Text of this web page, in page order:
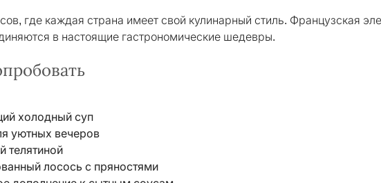
где каждая страна имеет свой кулинарный стиль. Французская
в настоящие гастрономические шедевры.
холодный суп
уютных вечеров
телятиной
лосось с пряностями